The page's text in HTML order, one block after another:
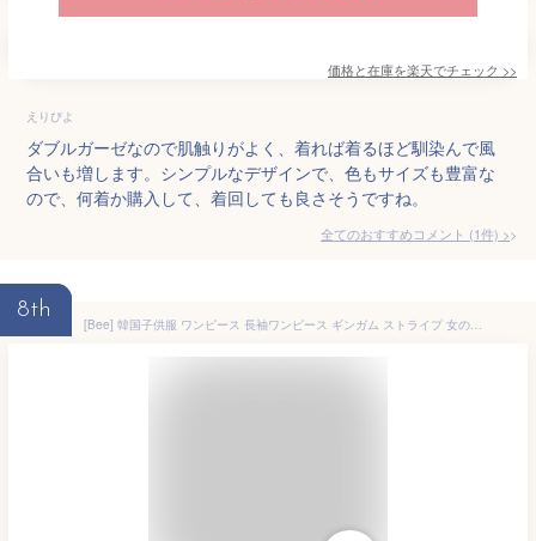
価格と在庫を楽天でチェック >>
えりぴよ
ダブルガーゼなので肌触りがよく、着れば着るほど馴染んで風
合いも増します。シンプルなデザインで、色もサイズも豊富な
ので、何着か購入して、着回しても良さそうですね。
全てのおすすめコメント (1件) >
8th
[Bee] 韓国子供服 ワンピース 長袖ワンピース ギンガム ストライプ 女の子 120cm ギンガム×ブラックOP